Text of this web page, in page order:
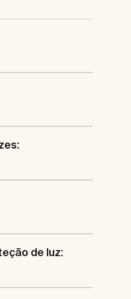
de luz: